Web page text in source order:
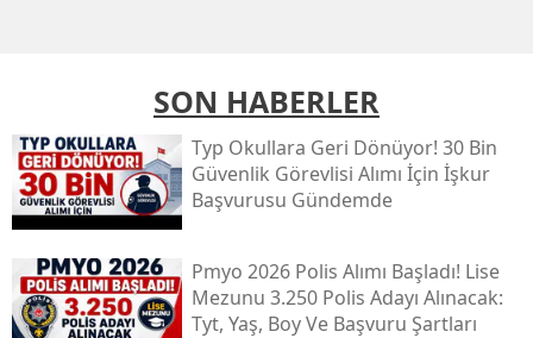
SON HABERLER
Typ Okullara Geri Dönüyor! 30 Bin
Güvenlik Görevlisi Alımı İçin İşkur
Başvurusu Gündemde
Pmyo 2026 Polis Alımı Başladı! Lise
Mezunu 3.250 Polis Adayı Alınacak:
Tyt, Yaş, Boy Ve Başvuru Şartları